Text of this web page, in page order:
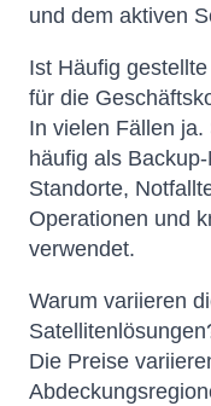
und dem aktiven
Ist Häufig
für die
In vielen Fällen
häufig als
Standorte,
Operationen und
verwendet.
Warum variieren
Die Preise